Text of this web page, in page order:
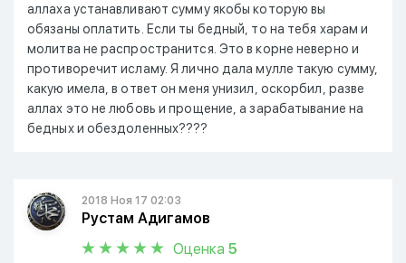
аллаха устанавливают сумму якобы которую вы
обязаны оплатить. Если ты бедный, то на тебя харам и
молитва не распространится. Это в корне неверно и
противоречит исламу. Я лично дала мулле такую сумму,
какую имела, в ответ он меня унизил, оскорбил, разве
аллах это не любовь и прощение, а зарабатывание на
бедных и обездоленных????
2018 Ноя 17 02:03
Рустам Адигамов
Оценка 5